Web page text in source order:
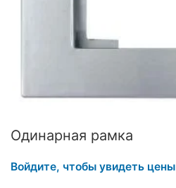
Одинарная рамка
Войдите, чтобы увидеть цены